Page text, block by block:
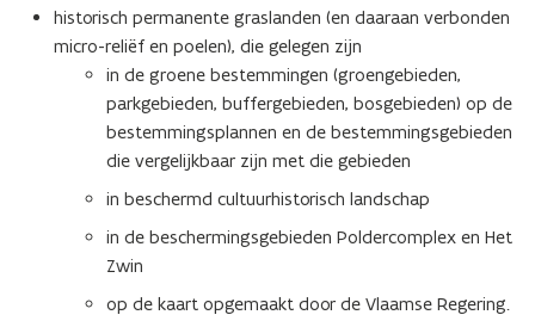
)
historisch permanente graslanden (en daaraan verbonden
micro-reliëf en poelen), die gelegen zijn
in de groene bestemmingen (groengebieden,
parkgebieden, buffergebieden, bosgebieden) op de
bestemmingsplannen en de bestemmingsgebieden
die vergelijkbaar zijn met die gebieden
in beschermd cultuurhistorisch landschap
in de beschermingsgebieden Poldercomplex en Het
Zwin
op de kaart opgemaakt door de Vlaamse Regering.